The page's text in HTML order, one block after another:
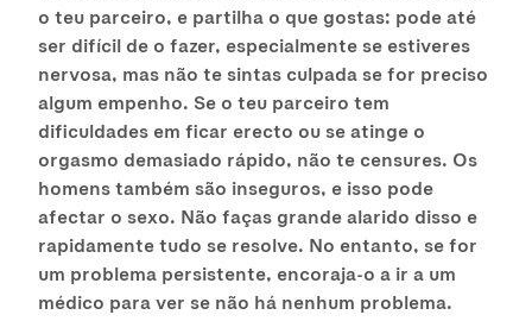
o teu parceiro, e partilha o que gostas: pode até
ser difícil de o fazer, especialmente se estiveres
nervosa, mas não te sintas culpada se for preciso
algum empenho. Se o teu parceiro tem
dificuldades em ficar erecto ou se atinge o
orgasmo demasiado rápido, não te censures. Os
homens também são inseguros, e isso pode
afectar o sexo. Não faças grande alarido disso e
rapidamente tudo se resolve. No entanto, se for
um problema persistente, encoraja-o a ir a um
médico para ver se não há nenhum problema.